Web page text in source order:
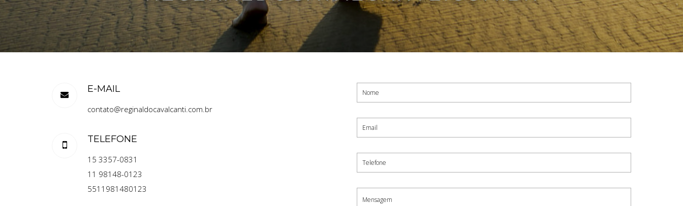
E-MAIL
contato@reginaldocavalcanti.com.br
TELEFONE
15 3357-0831
11 98148-0123
5511981480123